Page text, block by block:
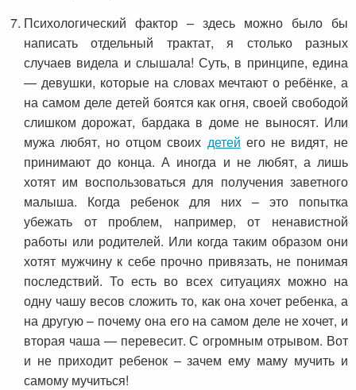
Психологический фактор – здесь можно было бы
написать отдельный трактат, я столько разных
случаев видела и слышала! Суть, в принципе, едина
— девушки, которые на словах мечтают о ребёнке, а
на самом деле детей боятся как огня, своей свободой
слишком дорожат, бардака в доме не выносят. Или
мужа любят, но отцом своих детей его не видят, не
принимают до конца. А иногда и не любят, а лишь
хотят им воспользоваться для получения заветного
малыша. Когда ребенок для них – это попытка
убежать от проблем, например, от ненавистной
работы или родителей. Или когда таким образом они
хотят мужчину к себе прочно привязать, не понимая
последствий. То есть во всех ситуациях можно на
одну чашу весов сложить то, как она хочет ребенка, а
на другую – почему она его на самом деле не хочет, и
вторая чаша — перевесит. С огромным отрывом. Вот
и не приходит ребенок – зачем ему маму мучить и
самому мучиться!